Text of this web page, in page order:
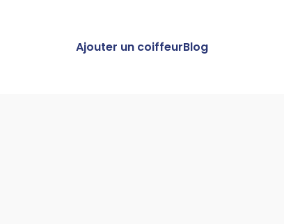
Ajouter un coiffeurBlog